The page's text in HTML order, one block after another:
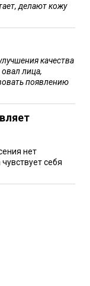
делают кожу
качества
лица,
появлению
нет
себя